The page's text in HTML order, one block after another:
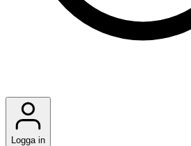
Logga in